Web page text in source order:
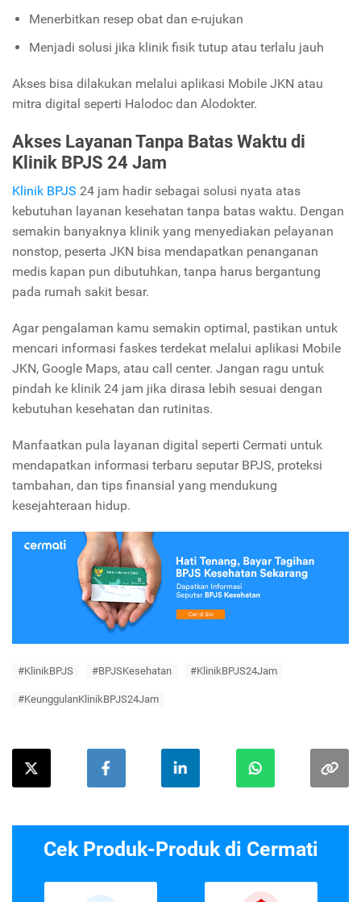
Menerbitkan resep obat dan e-rujukan
Menjadi solusi jika klinik fisik tutup atau terlalu jauh
Akses bisa dilakukan melalui aplikasi Mobile JKN atau
mitra digital seperti Halodoc dan Alodokter.
Akses Layanan Tanpa Batas Waktu di
Klinik BPJS 24 Jam
Klinik BPJS 24 jam hadir sebagai solusi nyata atas
kebutuhan layanan kesehatan tanpa batas waktu. Dengan
semakin banyaknya klinik yang menyediakan pelayanan
nonstop, peserta JKN bisa mendapatkan penanganan
medis kapan pun dibutuhkan, tanpa harus bergantung
pada rumah sakit besar.
Agar pengalaman kamu semakin optimal, pastikan untuk
mencari informasi faskes terdekat melalui aplikasi Mobile
JKN, Google Maps, atau call center. Jangan ragu untuk
pindah ke klinik 24 jam jika dirasa lebih sesuai dengan
kebutuhan kesehatan dan rutinitas.
Manfaatkan pula layanan digital seperti Cermati untuk
mendapatkan informasi terbaru seputar BPJS, proteksi
tambahan, dan tips finansial yang mendukung
kesejahteraan hidup.
#KlinikBPJS #BPJSKesehatan #KlinikBPJS24Jam
#KeunggulanKlinikBPJS24Jam
Cek Produk-Produk di Cermati